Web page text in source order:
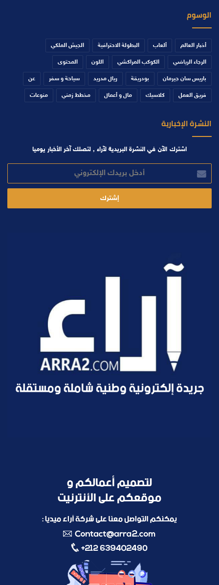
الوسوم
أخبار العالم ألعاب البطولة الاحترافية الجيش الملكي
الرجاء الرياضي الكوكب المراكشي اللون المحتوى
باريس سان جيرمان بودريقة ريال مدريد سياحة و سفر عن
فريق العمل كلاسيك مال و أعمال مخطط زمني منوعات
النشرة الإخبارية
اشترك الآن في النشرة البريدية لآراء , لتصلك آخر الأخبار يوميا
بريدك
الإلكتروني